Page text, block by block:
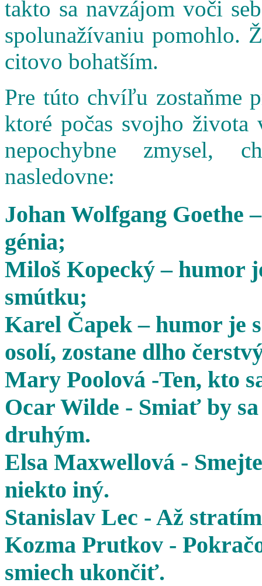
takto sa navzájom voči
spolunažívaniu pomohlo.
citovo bohatším.
Pre túto chvíľu zostaňme
ktoré počas svojho
nepochybne zmysel,
nasledovne:
Johan Wolfgang Goethe
génia;
Miloš Kopecký – humor
smútku;
Karel Čapek – humor je
osolí, zostane dlho
Mary Poolová -Ten, kto
Ocar Wilde - Smiať by
druhým.
Elsa Maxwellová -
niekto iný.
Stanislav Lec - Až
Kozma Prutkov -
smiech ukončiť.